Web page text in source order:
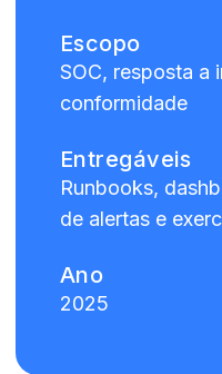
Escopo
SOC, resposta a
conformidade
Entregáveis
Runbooks,
de alertas e
Ano
2025